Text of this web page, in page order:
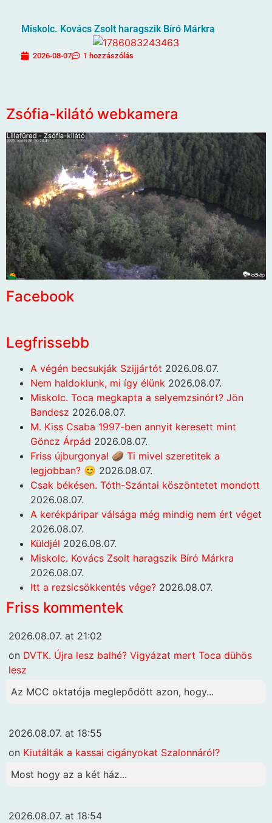
Miskolc. Kovács Zsolt haragszik Bíró Márkra
2026-08-07 1 hozzászólás
Zsófia-kilátó webkamera
Facebook
Legfrissebb
A végén becsukják Szijjártót 2026.08.07.
Nem haldoklunk, mi így élünk 2026.08.07.
Miskolc. Toca megkapta a selyemzsinórt? Jön
Bandesz 2026.08.07.
M. Kiss Csaba 1997-ben annyit keresett mint
Göncz Árpád 2026.08.07.
Friss újburgonya! 🥔 Ti mivel szeretitek a
legjobban? 😊 2026.08.07.
Csak békésen. Tóth-Szántai köszöntetet mondott
2026.08.07.
A kerékpáripar válsága még mindig nem ért véget
2026.08.07.
Küldjél 2026.08.07.
Miskolc. Kovács Zsolt haragszik Bíró Márkra
2026.08.07.
Itt a rezsicsökkentés vége? 2026.08.07.
Friss kommentek
2026.08.07. at 21:02
on DVTK. Újra lesz balhé? Vigyázat mert Toca dühös
lesz
Az MCC oktatója meglepődött azon, hogy...
2026.08.07. at 18:55
on Kiutálták a kassai cigányokat Szalonnáról?
Most hogy az a két ház...
2026.08.07. at 18:54